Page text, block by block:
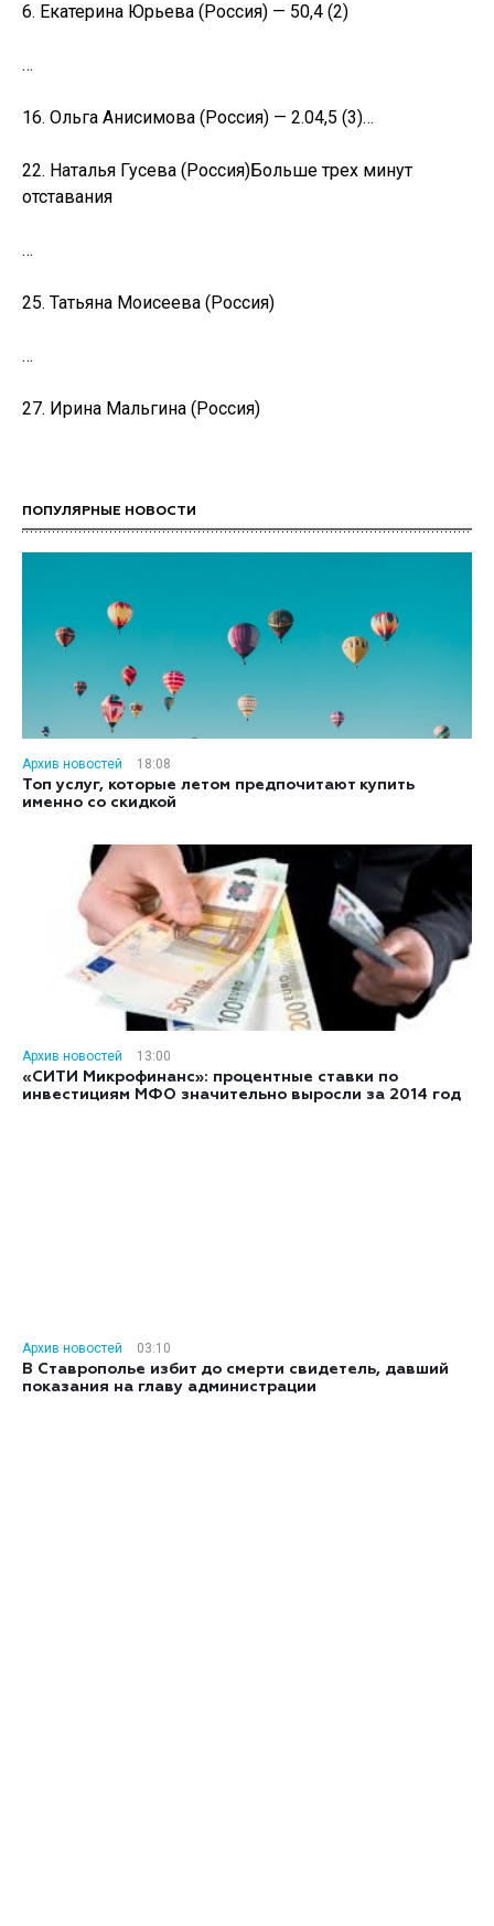
6. Екатерина Юрьева (Россия) — 50,4 (2)
…
16. Ольга Анисимова (Россия) — 2.04,5 (3)…
22. Наталья Гусева (Россия)Больше трех минут
отставания
…
25. Татьяна Моисеева (Россия)
…
27. Ирина Мальгина (Россия)
ПОПУЛЯРНЫЕ НОВОСТИ
Архив новостей
18:08
Топ услуг, которые летом предпочитают купить
именно со скидкой
Архив новостей
13:00
«СИТИ Микрофинанс»: процентные ставки по
инвестициям МФО значительно выросли за 2014 год
Архив новостей
03:10
В Ставрополье избит до смерти свидетель, давший
показания на главу администрации